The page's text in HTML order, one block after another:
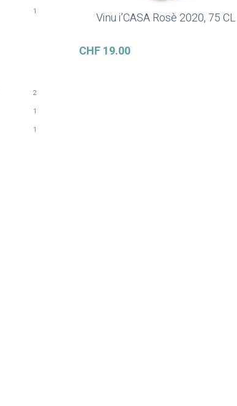
1
2
1
1
Ajouter Au Panier
Vinu i’CASA Rosè 2020, 75 CL
CHF19.00